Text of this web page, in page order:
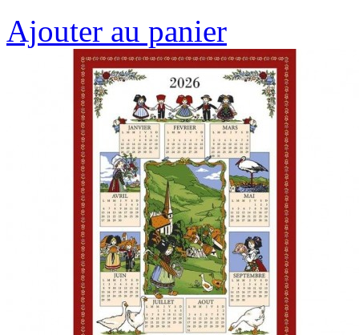
Ajouter au panier